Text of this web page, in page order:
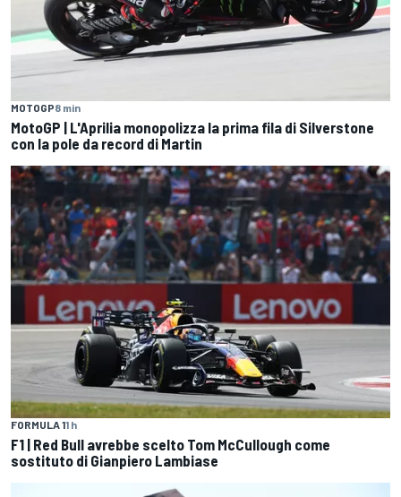
MOTOGP8 min
MotoGP | L'Aprilia monopolizza la prima fila di Silverstone
con la pole da record di Martin
FORMULA 11 h
F1 | Red Bull avrebbe scelto Tom McCullough come
sostituto di Gianpiero Lambiase